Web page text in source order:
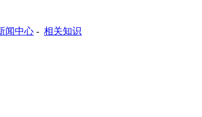
闻中心 - 相关知识